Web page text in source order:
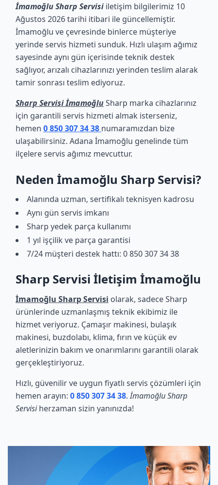
İmamoğlu Sharp Servisi iletişim bilgilerimiz 10
Ağustos 2026 tarihi itibari ile güncellemiştir.
İmamoğlu ve çevresinde binlerce müşteriye
yerinde servis hizmeti sunduk. Hızlı ulaşım ağımız
sayesinde aynı gün içerisinde teknik destek
sağlıyor, arızalı cihazlarınızı yerinden teslim alarak
tamir sonrası teslim ediyoruz.
Sharp Servisi İmamoğluSharp marka cihazlarınız
için garantili servis hizmeti almak isterseniz,
hemen 0 850 307 34 38 numaramızdan bize
ulaşabilirsiniz. Adana İmamoğlu genelinde tüm
ilçelere servis ağımız mevcuttur.
Neden İmamoğlu Sharp Servisi?
Alanında uzman, sertifikalı teknisyen kadrosu
Aynı gün servis imkanı
Sharp yedek parça kullanımı
1 yıl işçilik ve parça garantisi
7/24 müşteri destek hattı: 0 850 307 34 38
Sharp Servisi İletişim İmamoğlu
İmamoğlu Sharp Servisi olarak, sadece Sharp
ürünlerinde uzmanlaşmış teknik ekibimiz ile
hizmet veriyoruz. Çamaşır makinesi, bulaşık
makinesi, buzdolabı, klima, fırın ve küçük ev
aletlerinizin bakım ve onarımlarını garantili olarak
gerçekleştiriyoruz.
Hızlı, güvenilir ve uygun fiyatlı servis çözümleri için
hemen arayın: 0 850 307 34 38.İmamoğlu Sharp
Servisiherzaman sizin yanınızda!